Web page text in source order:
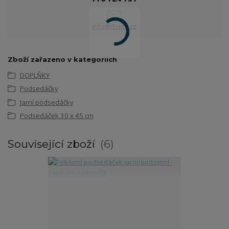
info@dvetu.cz
Zboží zařazeno v kategoriích
DOPLŇKY
Podsedáčky
Jarní podsedáčky
Podsedáček 30 x 45 cm
Související zboží 6